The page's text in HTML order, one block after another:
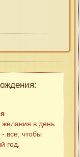
в день
все, чтобы
год.